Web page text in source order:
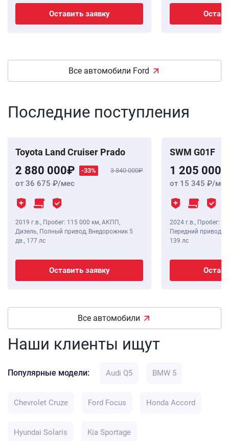
Оставить заявку
Все автомобили Ford
Последние поступления
Toyota Land Cruiser Prado
2 880 000 -33% 3 840 000
от 36 675 /мес
2019 г.в., Пробег: 115 000 км, АКПП,
Дизель, Полный привод, Внедорожник 5
дв., 177 лс
Оставить заявку
SWM G01F
1 205 000
от 15 345 /мес
2024 г.в., Пробег: 8
Передний привод,
139 лс
Все автомобили
Наши клиенты ищут
Популярные модели: Audi Q5 BMW 5
Chevrolet Cruze Ford Focus Honda Accord
Hyundai Solaris Kia Sportage